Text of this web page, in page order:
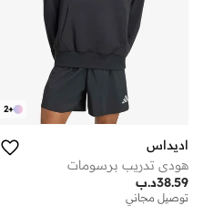
+
2
اديداس
هودي تدريب برسومات
د.ب38.59
توصيل مجاني